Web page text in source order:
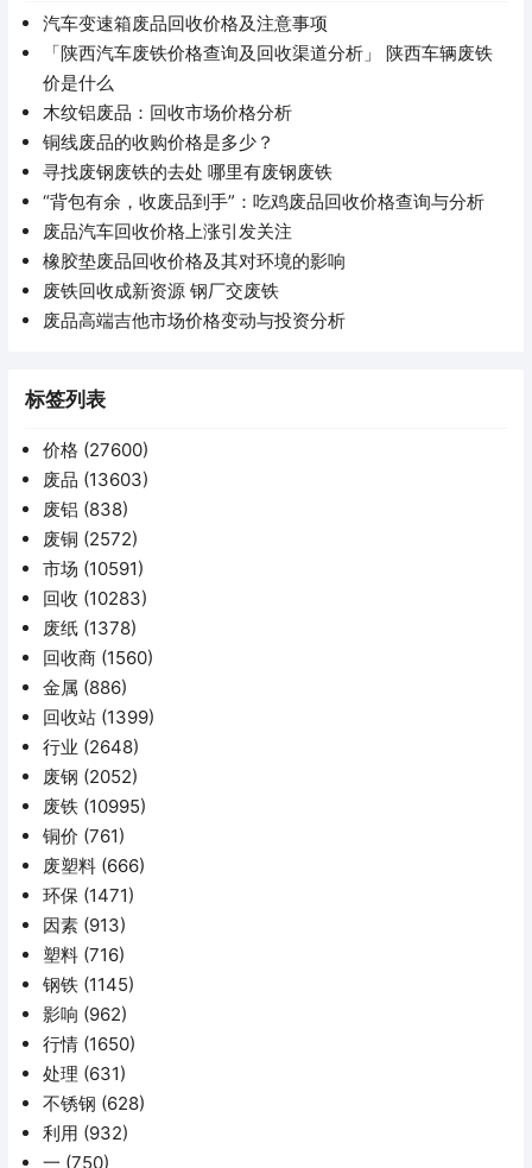
汽车变速箱废品回收价格及注意事项
「陕西汽车废铁价格查询及回收渠道分析」 陕西车辆废铁
价是什么
木纹铝废品：回收市场价格分析
铜线废品的收购价格是多少？
寻找废钢废铁的去处 哪里有废钢废铁
“背包有余，收废品到手”：吃鸡废品回收价格查询与分析
废品汽车回收价格上涨引发关注
橡胶垫废品回收价格及其对环境的影响
废铁回收成新资源 钢厂交废铁
废品高端吉他市场价格变动与投资分析
标签列表
价格 (27600)
废品 (13603)
废铝 (838)
废铜 (2572)
市场 (10591)
回收 (10283)
废纸 (1378)
回收商 (1560)
金属 (886)
回收站 (1399)
行业 (2648)
废钢 (2052)
废铁 (10995)
铜价 (761)
废塑料 (666)
环保 (1471)
因素 (913)
塑料 (716)
钢铁 (1145)
影响 (962)
行情 (1650)
处理 (631)
不锈钢 (628)
利用 (932)
一 (750)